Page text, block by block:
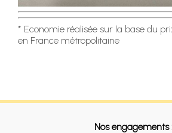
* Economie réalisée sur la base du
en France métropolitaine
Nos engagements